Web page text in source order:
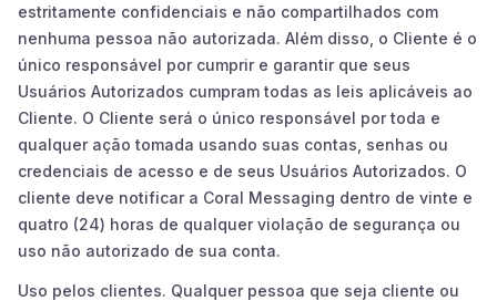
estritamente confidenciais e não compartilhados com
nenhuma pessoa não autorizada. Além disso, o Cliente é o
único responsável por cumprir e garantir que seus
Usuários Autorizados cumpram todas as leis aplicáveis ao
Cliente. O Cliente será o único responsável por toda e
qualquer ação tomada usando suas contas, senhas ou
credenciais de acesso e de seus Usuários Autorizados. O
cliente deve notificar a Coral Messaging dentro de vinte e
quatro (24) horas de qualquer violação de segurança ou
uso não autorizado de sua conta.
Uso pelos clientes. Qualquer pessoa que seja cliente ou